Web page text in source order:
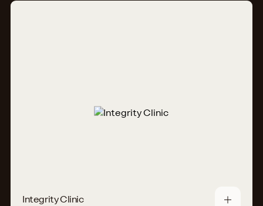
Integrity Clinic